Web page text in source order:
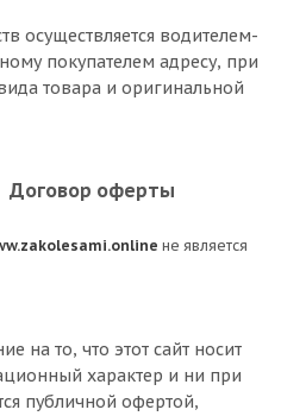
осуществляется водителем-
покупателем адресу, при
товара и оригинальной
оферты
не является
на то, что этот сайт носит
характер и ни при
публичной офертой,